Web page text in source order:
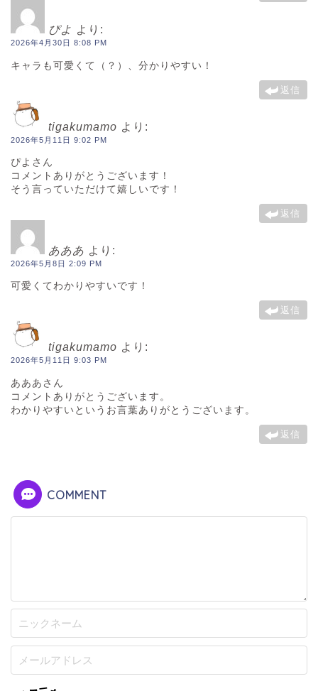
ぴよ より:
2026年4月30日 8:08 PM
キャラも可愛くて（？）、分かりやすい！
返信
tigakumamo より:
2026年5月11日 9:02 PM
ぴよさん
コメントありがとうございます！
そう言っていただけて嬉しいです！
返信
あああ より:
2026年5月8日 2:09 PM
可愛くてわかりやすいです！
返信
tigakumamo より:
2026年5月11日 9:03 PM
あああさん
コメントありがとうございます。
わかりやすいというお言葉ありがとうございます。
返信
COMMENT